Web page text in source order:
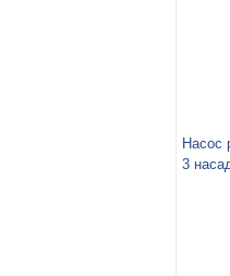
Насос
3